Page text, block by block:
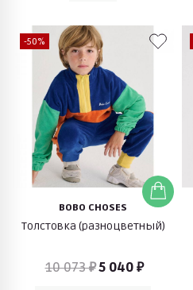
-50%
BOBO CHOSES
Толстовка (разноцветный)
10 073 ₽5 040 ₽